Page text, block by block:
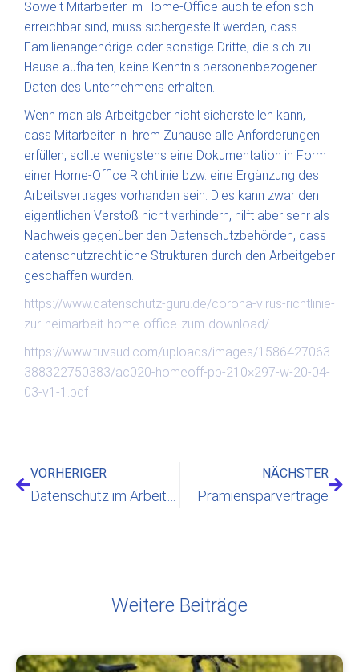
Soweit Mitarbeiter im Home-Office auch telefonisch
erreichbar sind, muss sichergestellt werden, dass
Familienangehörige oder sonstige Dritte, die sich zu
Hause aufhalten, keine Kenntnis personenbezogener
Daten des Unternehmens erhalten.
Wenn man als Arbeitgeber nicht sicherstellen kann,
dass Mitarbeiter in ihrem Zuhause alle Anforderungen
erfüllen, sollte wenigstens eine Dokumentation in Form
einer Home-Office Richtlinie bzw. eine Ergänzung des
Arbeitsvertrages vorhanden sein. Dies kann zwar den
eigentlichen Verstoß nicht verhindern, hilft aber sehr als
Nachweis gegenüber den Datenschutzbehörden, dass
datenschutzrechtliche Strukturen durch den Arbeitgeber
geschaffen wurden.
https://www.datenschutz-guru.de/corona-virus-richtlinie-
zur-heimarbeit-home-office-zum-download/
https://www.tuvsud.com/uploads/images/1586427063
388322750383/ac020-homeoff-pb-210×297-w-20-04-
03-v1-1.pdf
VORHERIGER NÄCHSTER
Prämiensparverträge
Weitere Beiträge